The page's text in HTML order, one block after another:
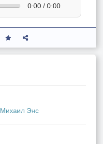
0:00 / 0:00
Михаил Энс